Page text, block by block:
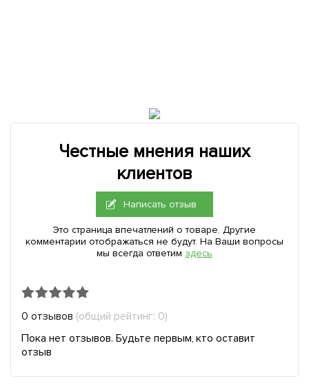
Честные мнения наших
клиентов
Написать отзыв
Это страница впечатлений о товаре. Другие
комментарии отображаться не будут. На Ваши вопросы
мы всегда ответим здесь
0 отзывов (общий рейтинг: 0)
Пока нет отзывов. Будьте первым, кто оставит
отзыв